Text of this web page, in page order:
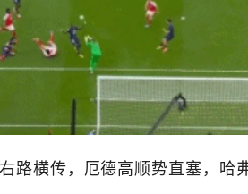
路横传，厄德高顺势直塞，哈